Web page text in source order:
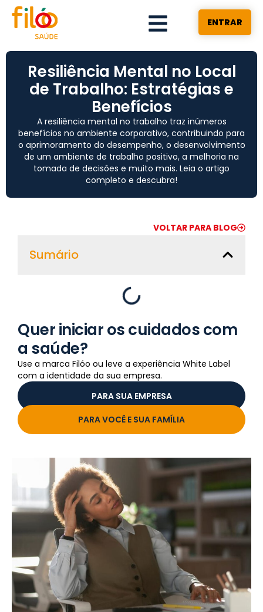
ENTRAR
Resiliência Mental no Local
de Trabalho: Estratégias e
Benefícios
A resiliência mental no trabalho traz inúmeros
benefícios no ambiente corporativo, contribuindo para
o aprimoramento do desempenho, o desenvolvimento
de um ambiente de trabalho positivo, a melhoria na
tomada de decisões e muito mais. Leia o artigo
completo e descubra!
VOLTAR PARA BLOG
Sumário
Quer iniciar os cuidados com
a saúde?
Use a marca Filóo ou leve a experiência White Label
com a identidade da sua empresa.
PARA SUA EMPRESA
PARA VOCÊ E SUA FAMÍLIA